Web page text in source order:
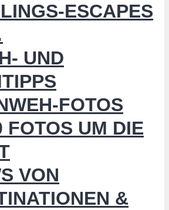
ESCAPES
UND
FOTOS
FOTOS UM DIE
VON
&